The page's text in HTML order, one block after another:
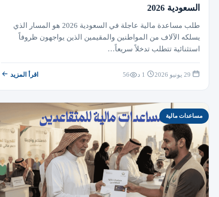
السعودية 2026
طلب مساعدة مالية عاجلة في السعودية 2026 هو المسار الذي
يسلكه الآلاف من المواطنين والمقيمين الذين يواجهون ظروفاً
استثنائية تتطلب تدخلاً سريعاً…
56 اقرأ المزيد
مساعدات مالية